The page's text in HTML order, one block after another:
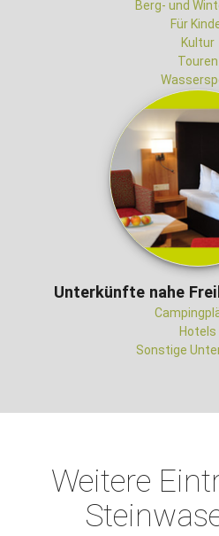
Berg- und
Für
Kultur
Touren
Unterkünfte nahe
Hotels
Sonstige
Weitere